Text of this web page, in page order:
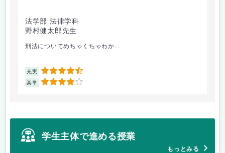
法学部 法律学科
野村健太郎先生
刑法についてめちゃくちゃわか...
充実 4.5
楽単 4
学生主体で進める授業
もっとみる